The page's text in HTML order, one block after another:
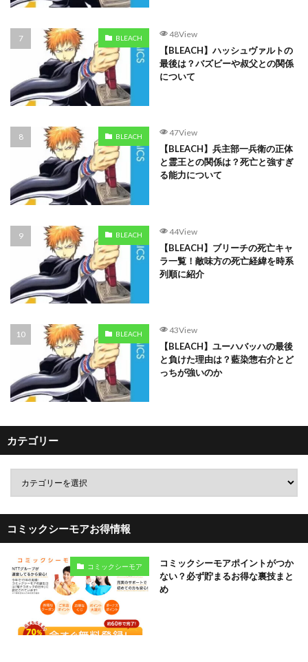
BLEACH 48View
【BLEACH】ハッシュヴァルトの
最後は？バズビーや叔父との関係
について
BLEACH 47View
【BLEACH】兵主部一兵衛の正体
と霊王との関係は？死亡と強すぎ
る能力について
BLEACH 44View
【BLEACH】ブリーチの死亡キャ
ラ一覧！敵味方の死亡経緯を時系
列順に紹介
BLEACH 43View
【BLEACH】ユーハバッハの最後
と負けた理由は？藍染惣右介とど
っちが強いのか
カテゴリー
コミックシーモアお得情報
コミックシーモア
コミックシーモアポイントがつか
ない？必ず貯まるお得な裏技まと
め